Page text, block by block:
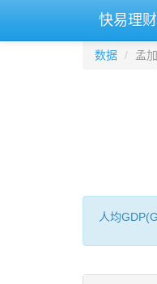
快易理
数据 孟
人均